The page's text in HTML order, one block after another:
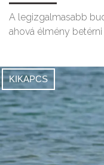
A legizgalmasabb
ahová élmény
KIKAPCS